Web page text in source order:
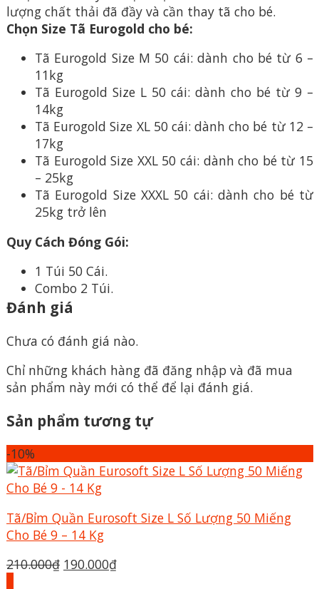
Chọn Size Tã Eurogold cho bé:
Tã Eurogold Size M 50 cái: dành cho bé từ 6 –
11kg
Tã Eurogold Size L 50 cái: dành cho bé từ 9 –
14kg
Tã Eurogold Size XL 50 cái: dành cho bé từ 12 –
17kg
Tã Eurogold Size XXL 50 cái: dành cho bé từ 15
– 25kg
Tã Eurogold Size XXXL 50 cái: dành cho bé từ
25kg trở lên
Quy Cách Đóng Gói:
1 Túi 50 Cái.
Combo 2 Túi.
Đánh giá
Chưa có đánh giá nào.
Chỉ những khách hàng đã đăng nhập và đã mua
sản phẩm này mới có thể để lại đánh giá.
Sản phẩm tương tự
-10%
Tã/Bỉm Quần Eurosoft Size L Số Lượng 50 Miếng
Cho Bé 9 – 14 Kg
210.000₫ Giá
190.000₫Giá